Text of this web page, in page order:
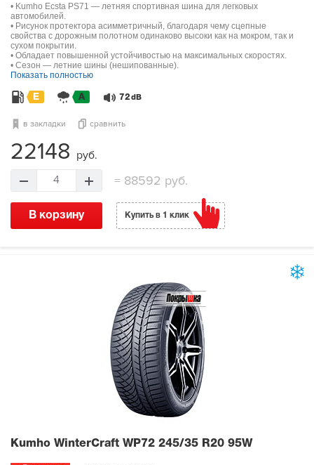
• Kumho Ecsta PS71 — летняя спортивная шина для легковых
автомобилей.
• Рисунок протектора асимметричный, благодаря чему сцепные
свойства с дорожным полотном одинаково высоки как на мокром, так и
сухом покрытии.
• Обладает повышенной устойчивостью на максимальных скоростях.
• Сезон — летние шины (нешипованные).
Показать полностью
E A 72 dB
в закладки сравнить
22148 руб.
4 = 88592 руб.
В корзину Купить в 1 клик
Kumho WinterCraft WP72 245/35 R20 95W